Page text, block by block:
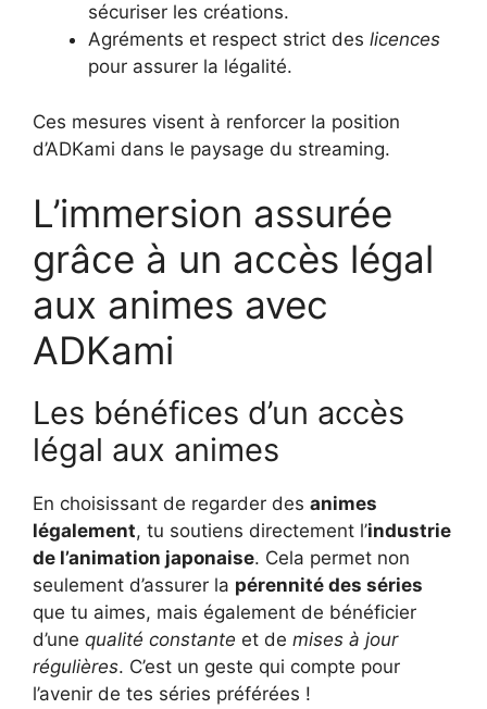
sécuriser les créations.
Agréments et respect strict des licences
pour assurer la légalité.
Ces mesures visent à renforcer la position
d’ADKami dans le paysage du streaming.
L’immersion assurée
grâce à un accès légal
aux animes avec
ADKami
Les bénéfices d’un accès
légal aux animes
En choisissant de regarder des animes
légalement, tu soutiens directement l’industrie
de l’animation japonaise. Cela permet non
seulement d’assurer la pérennité des séries
que tu aimes, mais également de bénéficier
d’une qualité constante et de mises à jour
régulières. C’est un geste qui compte pour
l’avenir de tes séries préférées !